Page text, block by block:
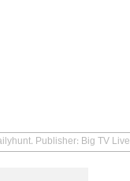
Publisher: Big TV Live